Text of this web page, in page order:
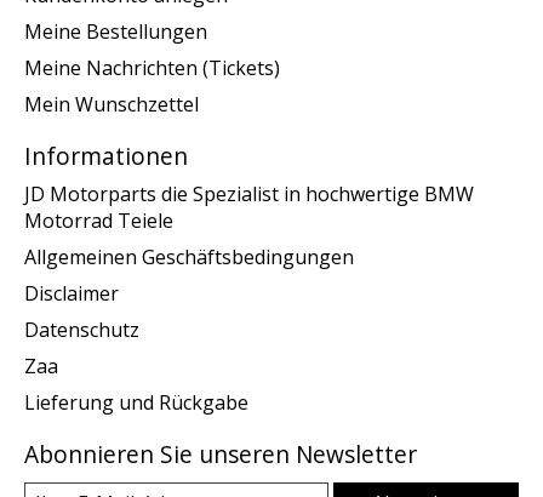
Meine Bestellungen
Meine Nachrichten (Tickets)
Mein Wunschzettel
Informationen
JD Motorparts die Spezialist in hochwertige BMW
Motorrad Teiele
Allgemeinen Geschäftsbedingungen
Disclaimer
Datenschutz
Zaa
Lieferung und Rückgabe
Abonnieren Sie unseren Newsletter